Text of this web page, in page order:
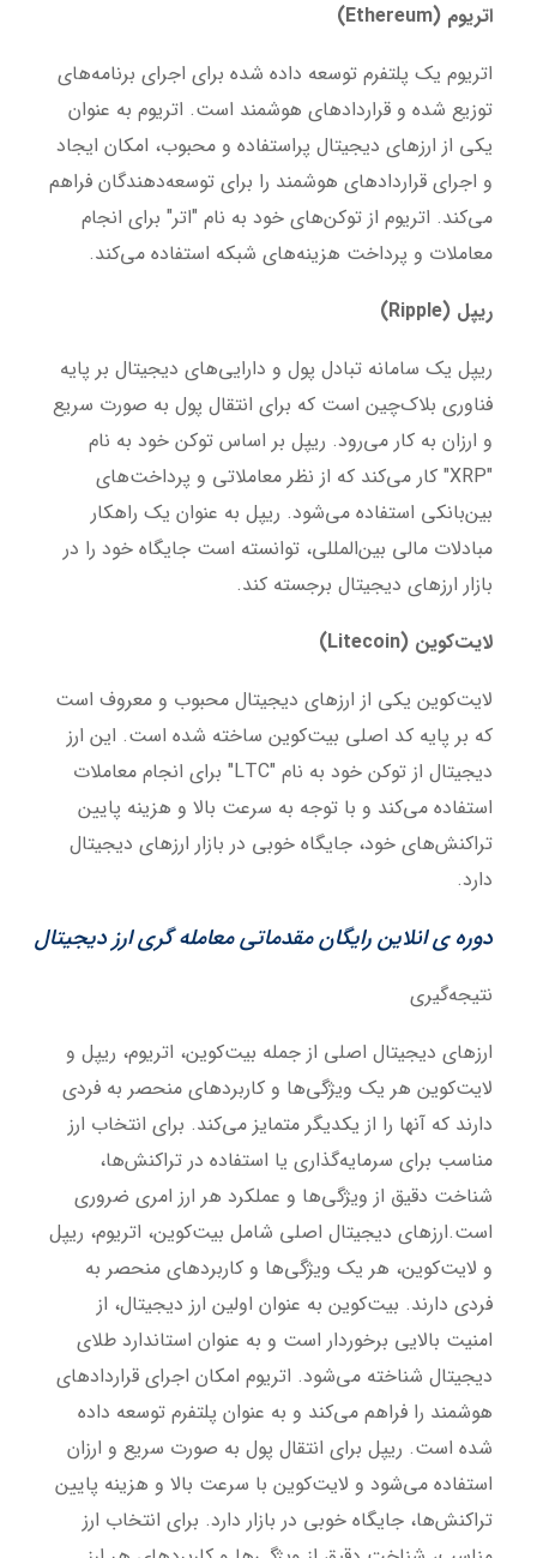
اتریوم (Ethereum)
اتریوم یک پلتفرم توسعه داده شده برای اجرای برنامه‌های
توزیع شده و قراردادهای هوشمند است. اتریوم به عنوان
یکی از ارزهای دیجیتال پراستفاده و محبوب، امکان ایجاد
و اجرای قراردادهای هوشمند را برای توسعه‌دهندگان فراهم
می‌کند. اتریوم از توکن‌های خود به نام "اتر" برای انجام
معاملات و پرداخت هزینه‌های شبکه استفاده می‌کند.
ریپل (Ripple)
ریپل یک سامانه تبادل پول و دارایی‌های دیجیتال بر پایه
فناوری بلاک‌چین است که برای انتقال پول به صورت سریع
و ارزان به کار می‌رود. ریپل بر اساس توکن خود به نام
"XRP" کار می‌کند که از نظر معاملاتی و پرداخت‌های
بین‌بانکی استفاده می‌شود. ریپل به عنوان یک راهکار
مبادلات مالی بین‌المللی، توانسته است جایگاه خود را در
بازار ارزهای دیجیتال برجسته کند.
لایت‌کوین (Litecoin)
لایت‌کوین یکی از ارزهای دیجیتال محبوب و معروف است
که بر پایه کد اصلی بیت‌کوین ساخته شده است. این ارز
دیجیتال از توکن خود به نام "LTC" برای انجام معاملات
استفاده می‌کند و با توجه به سرعت بالا و هزینه پایین
تراکنش‌های خود، جایگاه خوبی در بازار ارزهای دیجیتال
دارد.
دوره ی انلاین رایگان مقدماتی معامله گری ارز دیجیتال
نتیجه‌گیری
ارزهای دیجیتال اصلی از جمله بیت‌کوین، اتریوم، ریپل و
لایت‌کوین هر یک ویژگی‌ها و کاربردهای منحصر به فردی
دارند که آنها را از یکدیگر متمایز می‌کند. برای انتخاب ارز
مناسب برای سرمایه‌گذاری یا استفاده در تراکنش‌ها،
شناخت دقیق از ویژگی‌ها و عملکرد هر ارز امری ضروری
است.ارزهای دیجیتال اصلی شامل بیت‌کوین، اتریوم، ریپل
و لایت‌کوین، هر یک ویژگی‌ها و کاربردهای منحصر به
فردی دارند. بیت‌کوین به عنوان اولین ارز دیجیتال، از
امنیت بالایی برخوردار است و به عنوان استاندارد طلای
دیجیتال شناخته می‌شود. اتریوم امکان اجرای قراردادهای
هوشمند را فراهم می‌کند و به عنوان پلتفرم توسعه داده
شده است. ریپل برای انتقال پول به صورت سریع و ارزان
استفاده می‌شود و لایت‌کوین با سرعت بالا و هزینه پایین
تراکنش‌ها، جایگاه خوبی در بازار دارد. برای انتخاب ارز